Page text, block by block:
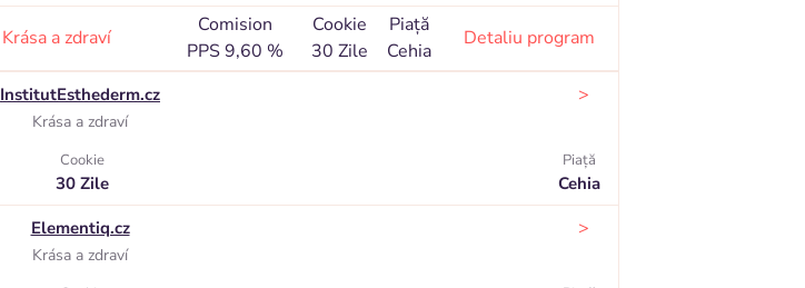
Krása a zdraví
Comision
PPS 9,60 %
Cookie
30 Zile
Piaţă
Cehia
Detaliu program
InstitutEsthederm.cz
Krása a zdraví
>
Cookie
30 Zile
Piaţă
Cehia
Elementiq.cz
Krása a zdraví
>